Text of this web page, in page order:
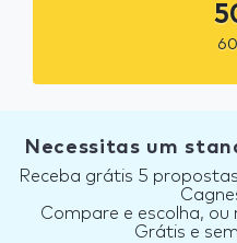
Necessitas um
Receba grátis 5
Compare e escolha, ou
Grátis e